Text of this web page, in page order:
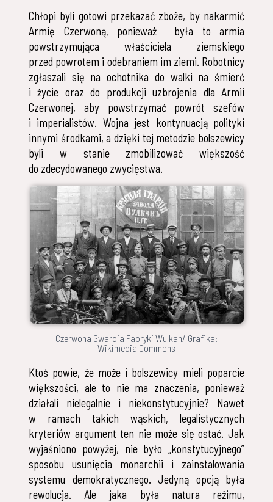
Chłopi byli gotowi przekazać zboże, by nakarmić
Armię Czerwoną, ponieważ była to armia
powstrzymująca właściciela ziemskiego
przed powrotem i odebraniem im ziemi. Robotnicy
zgłaszali się na ochotnika do walki na śmierć
i życie oraz do produkcji uzbrojenia dla Armii
Czerwonej, aby powstrzymać powrót szefów
i imperialistów. Wojna jest kontynuacją polityki
innymi środkami, a dzięki tej metodzie bolszewicy
byli w stanie zmobilizować większość
do zdecydowanego zwycięstwa.
Czerwona Gwardia Fabryki Wulkan/ Grafika:
Wikimedia Commons
Ktoś powie, że może i bolszewicy mieli poparcie
większości, ale to nie ma znaczenia, ponieważ
działali nielegalnie i niekonstytucyjnie? Nawet
w ramach takich wąskich, legalistycznych
kryteriów argument ten nie może się ostać. Jak
wyjaśniono powyżej, nie było „konstytucyjnego”
sposobu usunięcia monarchii i zainstalowania
systemu demokratycznego. Jedyną opcją była
rewolucja. Ale jaka była natura reżimu,